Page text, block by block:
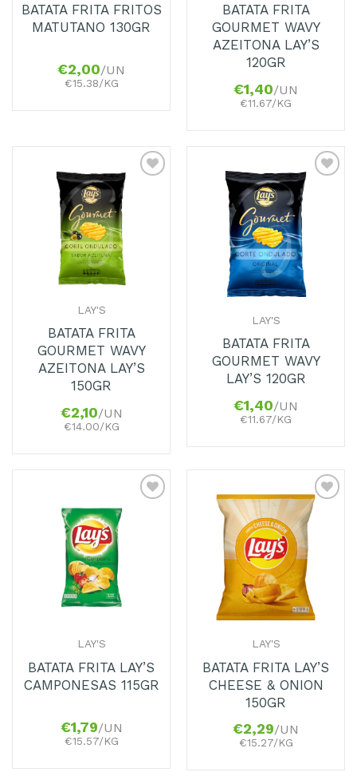
BATATA FRITA FRITOS
MATUTANO 130GR
€2,00/UN
€15.38/KG
BATATA FRITA
GOURMET WAVY
AZEITONA LAY’S
120GR
€1,40/UN
€11.67/KG
Adicionar
Favoritos
LAY'S
BATATA FRITA
GOURMET WAVY
AZEITONA LAY’S
150GR
€2,10/UN
€14.00/KG
Adicionar
Favoritos
LAY'S
BATATA FRITA
GOURMET WAVY
LAY’S 120GR
€1,40/UN
€11.67/KG
Adicionar
LAY'S
BATATA FRITA LAY’S
CAMPONESAS 115GR
€1,79/UN
€15.57/KG
Adicionar
aos
Favoritos
LAY'S
BATATA FRITA LAY’S
CHEESE & ONION
150GR
€2,29/UN
€15.27/KG